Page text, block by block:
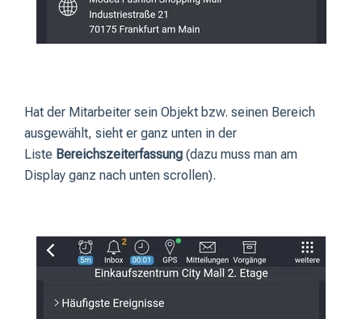
Hat der Mitarbeiter sein Objekt bzw. seinen Bereich
ausgewählt, sieht er ganz unten in der
Liste Bereichszeiterfassung (dazu muss man am
Display ganz nach unten scrollen).